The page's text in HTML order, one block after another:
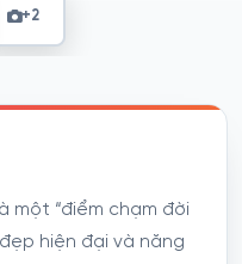
+2
một “điểm chạm đời
hiện đại và năng